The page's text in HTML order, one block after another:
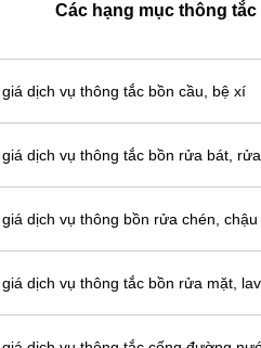
Các hạng mục thông
dịch vụ thông tắc bồn cầu, bệ xí
dịch vụ thông tắc bồn rửa bát,
dịch vụ thông bồn rửa chén,
dịch vụ thông tắc bồn rửa mặt,